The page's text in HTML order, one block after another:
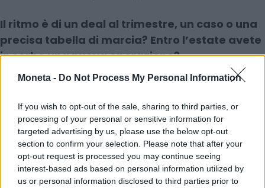
Moneta - Do Not Process My Personal Information
If you wish to opt-out of the sale, sharing to third parties, or
processing of your personal or sensitive information for
targeted advertising by us, please use the below opt-out
section to confirm your selection. Please note that after your
opt-out request is processed you may continue seeing
interest-based ads based on personal information utilized by
us or personal information disclosed to third parties prior to
Il ritmo è di un deal al trimestre, un caso o una
precisa tabella di marcia? Entro l’estate avete
in serbo una nuova operazione?
«La nostra intenzione è continuare a fare
acquisizioni, e possibilmente sempre più grandi,
sfidanti e stimolanti. È difficile dire adesso quale
sarà la prossima e quando arriverà, anche
perché non dipende solo da noi. Però penso che
almeno un’altra, prima della fine dell’estate, con
ogni probabilità ci sarà».